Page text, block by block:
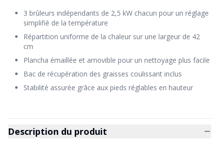
3 brûleurs indépendants de 2,5 kW chacun pour un réglage
simplifié de la température
Répartition uniforme de la chaleur sur une largeur de 42
cm
Plancha émaillée et amovible pour un nettoyage plus facile
Bac de récupération des graisses coulissant inclus
Stabilité assurée grâce aux pieds réglables en hauteur
Description du produit